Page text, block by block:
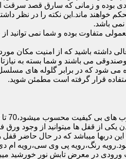
بوده و زمانی که سارق قصد
خواهند ماند.این نکته را در
باشد.
بوده و شما نمی توانید از
داشته باشید که از امنیت مکان
می باشند و شما بسته به نیازتان
می شود که در برابر گلوله های
قرار گرفته است مطمئن شوید.
یکی از قفل ها میتوانید از وجود
دربها میباشد که در حال
در حالت کلی به 4 دسته تقسیم بندی
در معرض تابش نور خورشید